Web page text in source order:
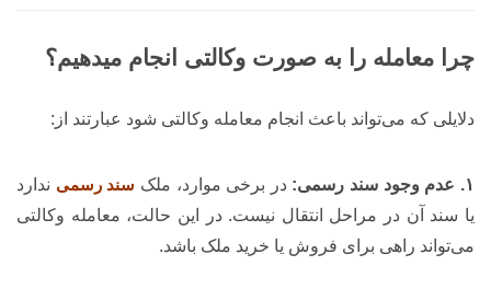
چرا معامله را به صورت وکالتی انجام میدهیم؟
دلایلی که می‌تواند باعث انجام معامله وکالتی شود عبارتند از:
۱. عدم وجود سند رسمی: در برخی موارد، ملک سند رسمی ندارد
یا سند آن در مراحل انتقال نیست. در این حالت، معامله وکالتی
می‌تواند راهی برای فروش یا خرید ملک باشد.